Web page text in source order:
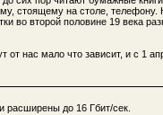
стоящему на столе,
во второй половине 19 века
от нас мало что зависит, и с 1
расширены до 16 Гбит/сек.